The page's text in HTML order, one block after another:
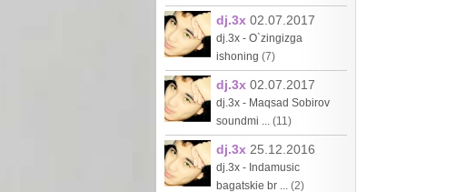
dj.3x 02.07.2017
dj.3x - O`zingizga
ishoning (7)
dj.3x 02.07.2017
dj.3x - Maqsad Sobirov
soundmi ... (11)
dj.3x 25.12.2016
dj.3x - Indamusic
bagatskie br ... (2)